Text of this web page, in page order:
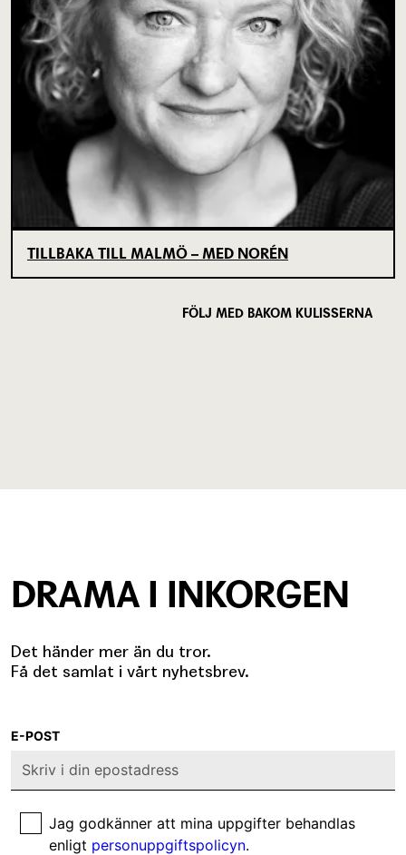
TILLBAKA TILL MALMÖ – MED NORÉN
FÖLJ MED BAKOM KULISSERNA
DRAMA I INKORGEN
Det händer mer än du tror.
Få det samlat i vårt nyhetsbrev.
E-POST
Jag godkänner att mina uppgifter behandlas
enligt personuppgiftspolicyn.